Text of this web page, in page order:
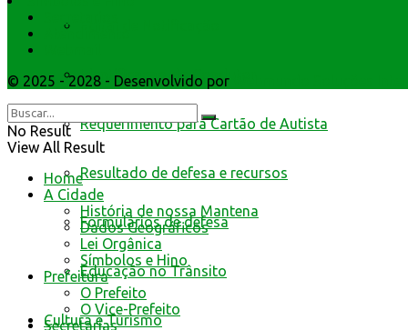
Identificacao do Condutor
Requerimento para Cartão de Autista
Resultado de defesa e recursos
Formulários de defesa
Educação no Trânsito
Cultura e Turismo
Atendimento
© 2025 - 2028 - Desenvolvido por
No Result
View All Result
Home
A Cidade
História de nossa Mantena
Dados Geográficos
Lei Orgânica
Símbolos e Hino
Prefeitura
O Prefeito
O Vice-Prefeito
Secretarias